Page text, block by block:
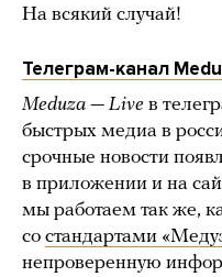
На всякий случай!
Телеграм-канал
Meduza — Live в
быстрых медиа в
срочные новости
в приложении и на
мы работаем так же,
со стандартами
непроверенную